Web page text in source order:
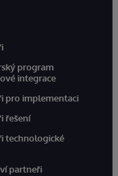
program
integrace
pro implementaci
řešení
technologické
partneři